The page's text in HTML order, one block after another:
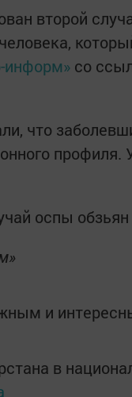
второй
информ» со
что
профиля.
оспы
и
в